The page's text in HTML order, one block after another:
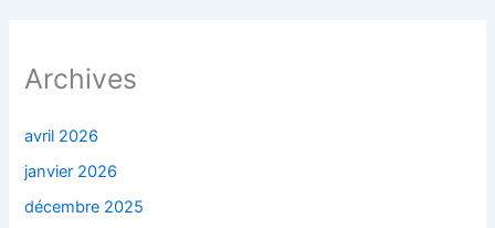
Archives
avril 2026
janvier 2026
décembre 2025